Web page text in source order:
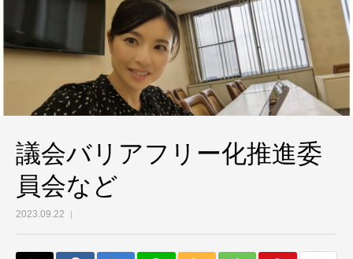
議会バリアフリー化推進委
員会など
2023.09.22